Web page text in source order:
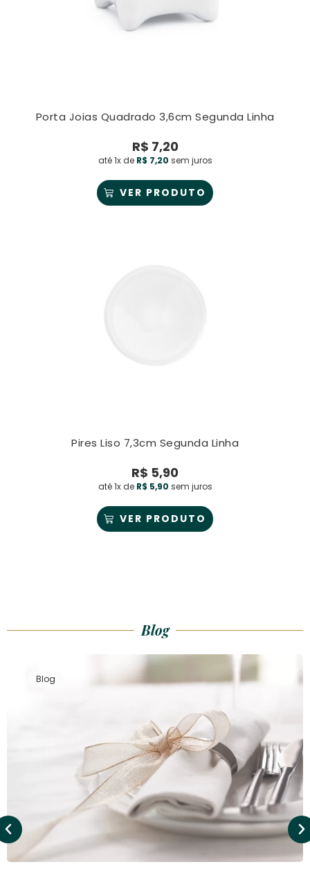
Porta Joias Quadrado 3,6cm Segunda Linha
R$ 7,20
até 1x de R$ 7,20 sem juros
VER PRODUTO
Pires Liso 7,3cm Segunda Linha
R$ 5,90
até 1x de R$ 5,90 sem juros
VER PRODUTO
Blog
Blog